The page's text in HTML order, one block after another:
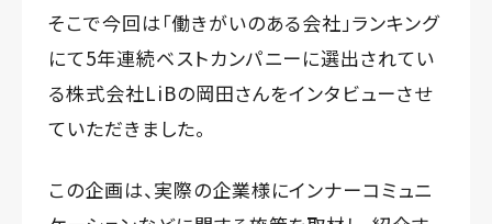
そこで今回は「働きがいのある会社」ランキング
にて5年連続ベストカンパニーに選出されてい
る株式会社LiBの岡田さんをインタビューさせ
ていただきました。
この企画は、実際の企業様にインナーコミュニ